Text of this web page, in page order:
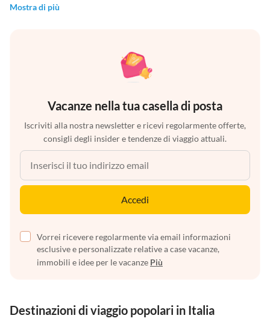
Mostra di più
Vacanze nella tua casella di posta
Iscriviti alla nostra newsletter e ricevi regolarmente offerte,
consigli degli insider e tendenze di viaggio attuali.
Accedi
Vorrei ricevere regolarmente via email informazioni
esclusive e personalizzate relative a case vacanze,
immobili e idee per le vacanze Più
Destinazioni di viaggio popolari in Italia